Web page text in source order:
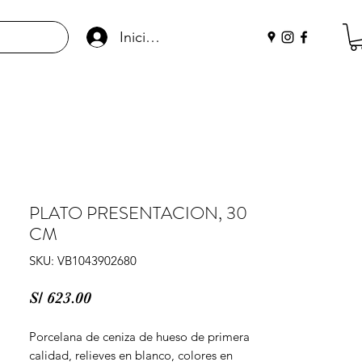
Iniciar sesión
PLATO PRESENTACION, 30
CM
SKU: VB1043902680
S/ 623.00Precio
Porcelana de ceniza de hueso de primera
calidad, relieves en blanco, colores en